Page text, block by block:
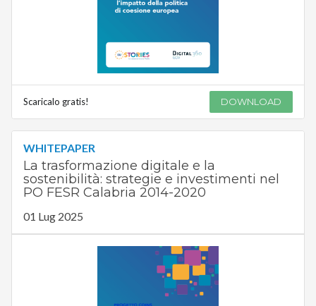
Scaricalo gratis! DOWNLOAD
WHITEPAPER
La trasformazione digitale e la
sostenibilità: strategie e investimenti nel
PO FESR Calabria 2014-2020
01 Lug 2025